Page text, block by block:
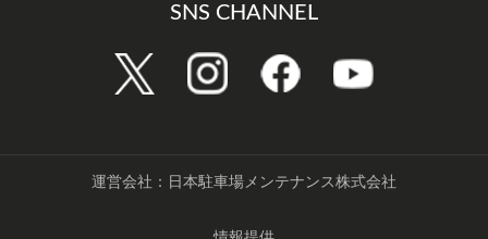
SNS CHANNEL
運営会社：日本駐車場メンテナンス株式会社